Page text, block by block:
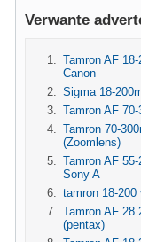
Verwante
Tamron AF
Canon
Sigma 18-
Tamron AF
Tamron 70-
(Zoomlens)
Tamron AF
Sony A
tamron 18-
Tamron AF 28
(pentax)